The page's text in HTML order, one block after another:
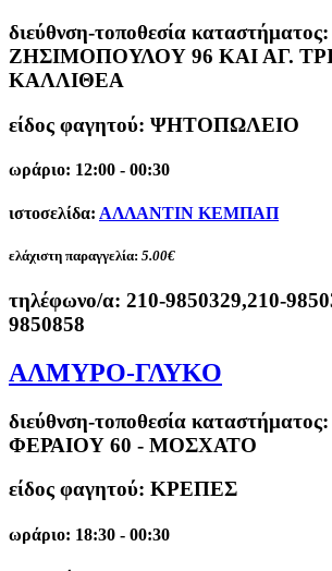
διεύθνση-τοποθεσία καταστήματος:
ΖΗΣΙΜΟΠΟΥΛΟΥ 96 ΚΑΙ ΑΓ.
ΚΑΛΛΙΘΕΑ
είδος φαγητού: ΨΗΤΟΠΩΛΕΙΟ
ωράριο: 12:00 - 00:30
ιστοσελίδα: ΑΛΛΑΝΤΙΝ ΚΕΜΠΑΠ
ελάχιστη παραγγελία: 5.00€
τηλέφωνο/α: 210-9850329,210-
9850858
ΑΛΜΥΡΟ-ΓΛΥΚΟ
διεύθνση-τοποθεσία καταστήματος:
ΦΕΡΑΙΟΥ 60 - ΜΟΣΧΑΤΟ
είδος φαγητού: ΚΡΕΠΕΣ
ωράριο: 18:30 - 00:30